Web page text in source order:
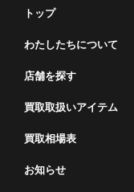
トップ
わたしたちについて
店舗を探す
買取取扱いアイテム
買取相場表
お知らせ